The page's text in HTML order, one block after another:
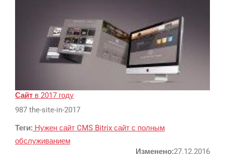
Сайт в 2017 году
987 the-site-in-2017
Теги: Нужен сайт CMS Bitrix сайт с полным
обслуживанием
Изменено:27.12.2016
AI Automation
Разработка сайтов
CMS 1C-Bitrix
Цифра и офсет
Широкий формат
Телевидение